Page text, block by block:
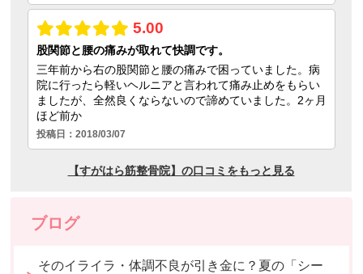
ブログ
そのイライラ・体調不良が引き金に？夏の「シー